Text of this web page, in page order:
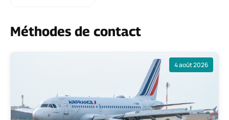
Méthodes de contact
4 août 2026